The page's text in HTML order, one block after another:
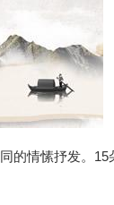
的情愫抒发。15